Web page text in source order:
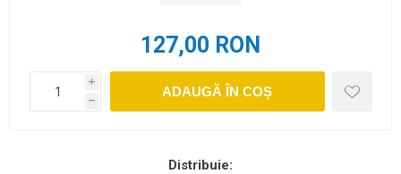
127,00 RON
i
h
ADAUGĂ ÎN COȘ
Distribuie: